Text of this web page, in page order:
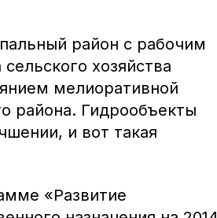
район с рабочим
хозяйства
мелиоративной
района. Гидрообъекты
и вот такая
«Развитие